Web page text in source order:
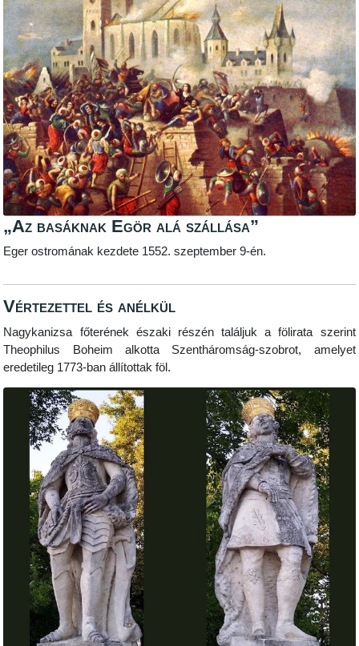
„Az basáknak Egör alá szállása”
Eger ostromának kezdete 1552. szeptember 9-én.
Vértezettel és anélkül
Nagykanizsa főterének északi részén találjuk a fölirata szerint
Theophilus Boheim alkotta Szentháromság-szobrot, amelyet
eredetileg 1773-ban állítottak föl.